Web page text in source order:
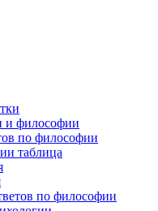
и философии
по философии
таблица
по философии